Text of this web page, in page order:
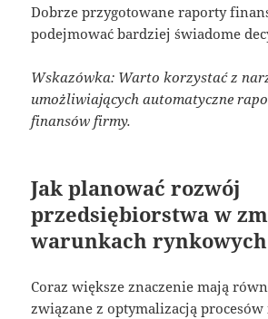
Dobrze przygotowane raporty
podejmować bardziej świadome
Wskazówka: Warto korzystać z
umożliwiających automatyczne
finansów firmy.
Jak planować rozwój
przedsiębiorstwa w
warunkach rynkowych
Coraz większe znaczenie mają
związane z optymalizacją